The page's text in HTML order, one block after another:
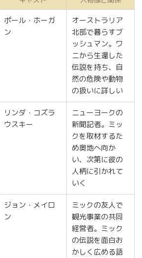
ポール・ホーガ
ン
オーストラリア
北部で暮らすブ
ッシュマン。ワ
ニから生還した
伝説を持ち、自
然の危険や動物
の扱いに詳しい
リンダ・コズラ
ウスキー
ニューヨークの
新聞記者。ミッ
クを取材するた
め奥地へ向か
い、次第に彼の
人柄に引かれて
いく
ジョン・メイロ
ン
ミックの友人で
観光事業の共同
経営者。ミック
の伝説を面白お
かしく広める語